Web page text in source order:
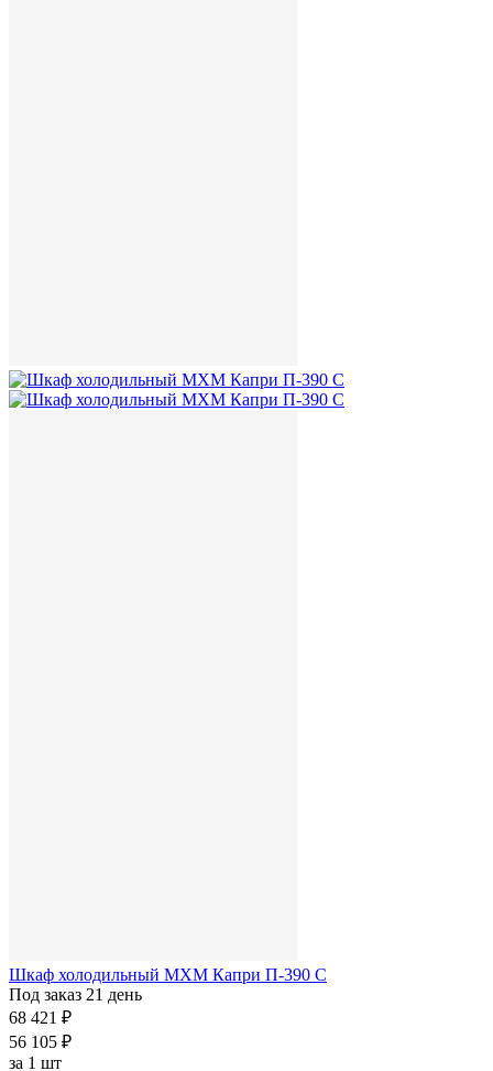
Шкаф холодильный МХМ Капри П-390 С
Под заказ 21 день
68 421 ₽
56 105 ₽
за 1 шт